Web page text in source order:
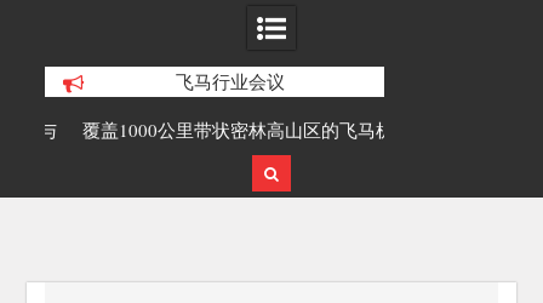
飞马行业会议
覆盖1000公里带状密林高山区的飞马机
载激光雷达点云数据及正射影像